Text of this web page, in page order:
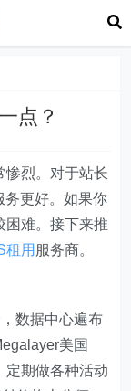
点？
惨烈。对于站长
务更好。如果你
困难。接下来推
租用 服务商。
数据中心遍布
美国
定期做各种活动